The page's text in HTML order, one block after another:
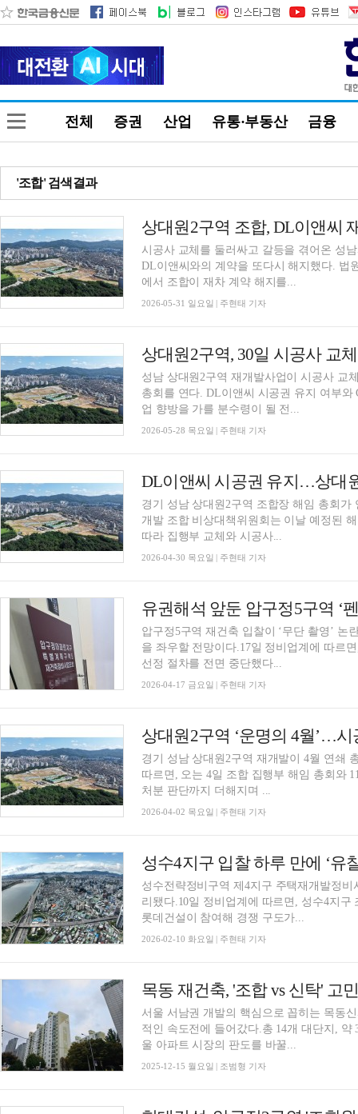
전체 증권 산업 유통·부동산 금융
'조합' 검색결과
상대원2구역 조합, DL이앤씨
시공사 교체를 둘러싸고 갈등을 겪어온 성
DL이앤씨와의 계약을 또다시 해지했다. 법
에서 조합이 재차 계약 해지를...
2026-05-31 일요일 | 주현태 기자
상대원2구역, 30일 시공사 교
성남 상대원2구역 재개발사업이 시공사 교
총회를 연다. DL이앤씨 시공권 유지 여부
업 향방을 가를 분수령이 될 전...
2026-05-28 목요일 | 주현태 기자
DL이앤씨 시공권 유지…상대
경기 성남 상대원2구역 조합장 해임 총회
개발 조합 비상대책위원회는 이날 예정된
따라 집행부 교체와 시공사...
2026-04-30 목요일 | 주현태 기자
압구정5구역 재건축 입찰이 ‘무단 촬영’
을 좌우할 전망이다.17일 정비업계에 따르
선정 절차를 전면 중단했다...
2026-04-17 금요일 | 주현태 기자
상대원2구역 ‘운명의 4월’…
경기 성남 상대원2구역 재개발이 4월 연쇄
따르면, 오는 4일 조합 집행부 해임 총회와
처분 판단까지 더해지며 ...
2026-04-02 목요일 | 주현태 기자
성수4지구 입찰 하루 만에 ‘유
성수전략정비구역 제4지구 주택재개발정
리됐다.10일 정비업계에 따르면, 성수4지
롯데건설이 참여해 경쟁 구도가...
2026-02-10 화요일 | 주현태 기자
서울 서남권 개발의 핵심으로 꼽히는 목동
적인 속도전에 들어갔다.총 14개 대단지,
울 아파트 시장의 판도를 바꿀...
2025-12-15 월요일 | 조범형 기자